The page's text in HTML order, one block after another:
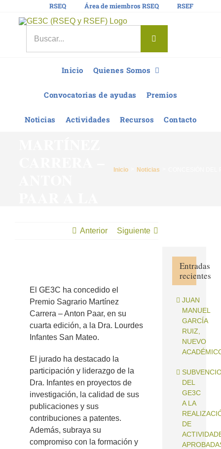
RSEQ Área de miembros RSEQ RSEF
Inicio Quienes Somos
Convocatorias de ayudas Premios
Noticias Actividades Recursos Contacto
CONCESIÓN
DEL
SAGRARIO
LOURDES
Inicio Noticias
Anterior Siguiente
imagen
más
grande
El GE3C ha concedido el
Premio Sagrario Martínez
Carrera – Anton Paar, en su
cuarta edición, a la Dra. Lourdes
Infantes San Mateo.
El jurado ha destacado la
participación y liderazgo de la
Dra. Infantes en proyectos de
investigación, la calidad de sus
publicaciones y sus
contribuciones a patentes.
Además, subraya su
compromiso con la formación y
Entradas
recientes
JUAN
MANUEL
GARCÍA
RUIZ,
NUEVO
DEL
GE3C
A LA
DE